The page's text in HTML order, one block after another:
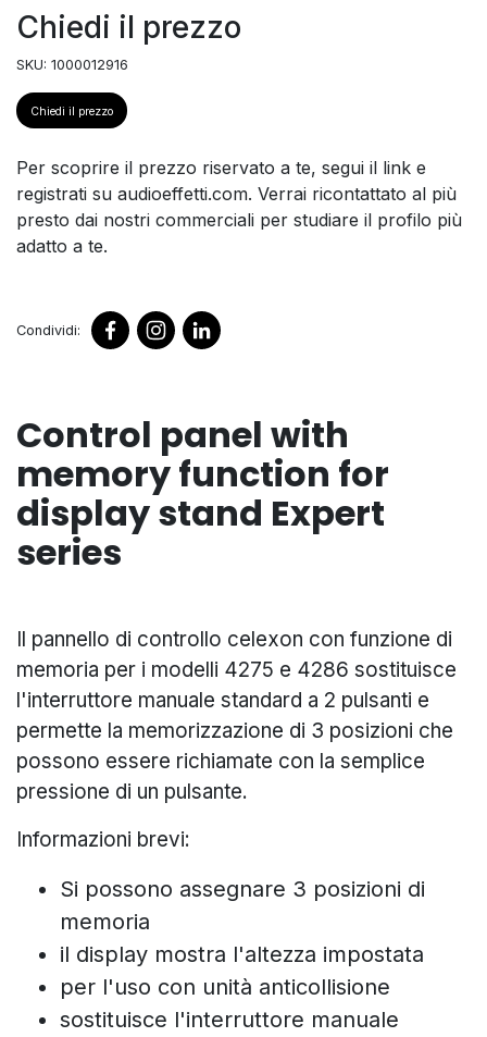
Chiedi il prezzo
SKU: 1000012916
Chiedi il prezzo
Per scoprire il prezzo riservato a te, segui il link e
registrati su audioeffetti.com. Verrai ricontattato al più
presto dai nostri commerciali per studiare il profilo più
adatto a te.
Condividi:
Control panel with
memory function for
display stand Expert
series
Il pannello di controllo celexon con funzione di
memoria per i modelli 4275 e 4286 sostituisce
l'interruttore manuale standard a 2 pulsanti e
permette la memorizzazione di 3 posizioni che
possono essere richiamate con la semplice
pressione di un pulsante.
Informazioni brevi:
Si possono assegnare 3 posizioni di
memoria
il display mostra l'altezza impostata
per l'uso con unità anticollisione
sostituisce l'interruttore manuale